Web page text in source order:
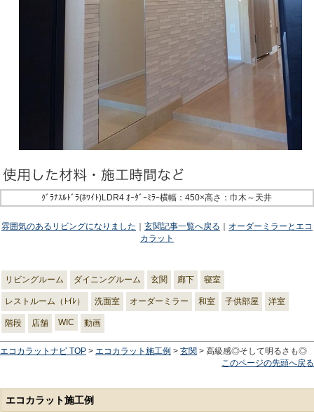
ｸﾞﾗﾅｽﾙﾄﾞﾗ(ﾎﾜｲﾄ)LDR4 ｵｰﾀﾞｰﾐﾗｰ横幅：450×高さ：巾木～天井
雰囲気のあるリビングになりました ｜ 玄関記事一覧へ戻る ｜ オーダーミラーとエコ
カラット
リビングルーム ダイニングルーム 玄関 廊下 寝室
レストルーム（ﾄｲﾚ） 洗面室 オーダーミラー 和室 子供部屋 洋室
階段 店舗 WIC 動画
エコカラットナビ TOP > エコカラット施工例 > 玄関 > 高級感◎そして明るさも◎
このページの先頭へ戻る
エコカラット施工例